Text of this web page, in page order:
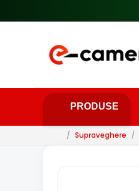
PRODUSE
/ Supraveghere /